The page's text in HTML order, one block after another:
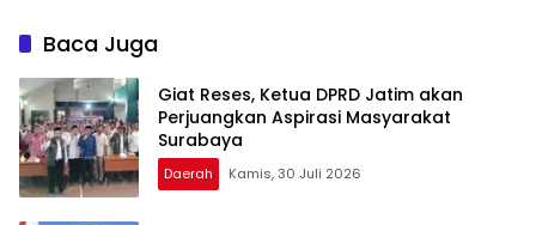
Baca Juga
Giat Reses, Ketua DPRD Jatim akan
Perjuangkan Aspirasi Masyarakat
Surabaya
Daerah Kamis, 30 Juli 2026